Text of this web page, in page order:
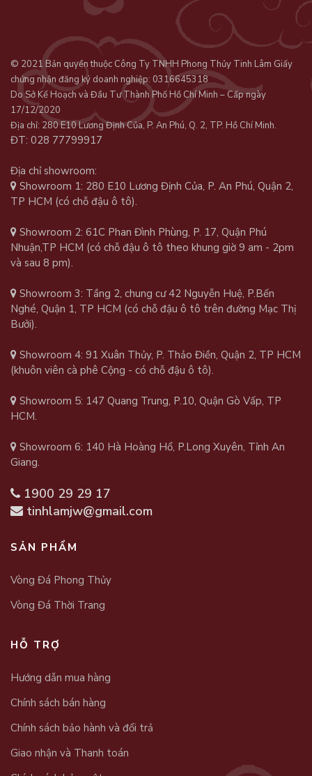
© 2021 Bản quyền thuộc Công Ty TNHH Phong Thủy Tinh Lâm Giấy
chứng nhận đăng ký doanh nghiệp: 0316645318
Do Sở Kế Hoạch và Đầu Tư Thành Phố Hồ Chí Minh – Cấp ngày
17/12/2020
Địa chỉ: 280 E10 Lương Định Của, P. An Phú, Q. 2, TP. Hồ Chí Minh.
ĐT: 028 77799917
Địa chỉ showroom:
Showroom 1: 280 E10 Lương Định Của, P. An Phú, Quận 2,
TP HCM (có chỗ đậu ô tô).
Showroom 2: 61C Phan Đình Phùng, P. 17, Quận Phú
Nhuận,TP HCM (có chỗ đậu ô tô theo khung giờ 9 am - 2pm
và sau 8 pm).
Showroom 3: Tầng 2, chung cư 42 Nguyễn Huệ, P.Bến
Nghé, Quận 1, TP HCM (có chỗ đậu ô tô trên đường Mạc Thị
Bưởi).
Showroom 4: 91 Xuân Thủy, P. Thảo Điền, Quận 2, TP HCM
(khuôn viên cà phê Cộng - có chỗ đậu ô tô).
Showroom 5: 147 Quang Trung, P.10, Quận Gò Vấp, TP
HCM.
Showroom 6: 140 Hà Hoàng Hổ, P.Long Xuyên, Tỉnh An
Giang.
1900 29 29 17
tinhlamjw@gmail.com
SẢN PHẨM
Vòng Đá Phong Thủy
Vòng Đá Thời Trang
HỖ TRỢ
Hướng dẫn mua hàng
Chính sách bán hàng
Chính sách bảo hành và đổi trả
Giao nhận và Thanh toán